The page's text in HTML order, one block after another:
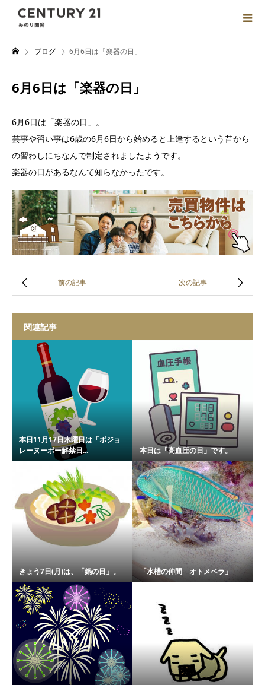
ブログ 6月6日は「楽器の日」
6月6日は「楽器の日」
6月6日は「楽器の日」。
芸事や習い事は6歳の6月6日から始めると上達するという昔から
の習わしにちなんで制定されましたようです。
楽器の日があるなんて知らなかったです。
関連記事
本日11月17日木曜日は「ボジョ
レーヌーボー解禁日...
本日は「高血圧の日」です。
きょう7日(月)は、「鍋の日」。 「水槽の仲間 オトメベラ」